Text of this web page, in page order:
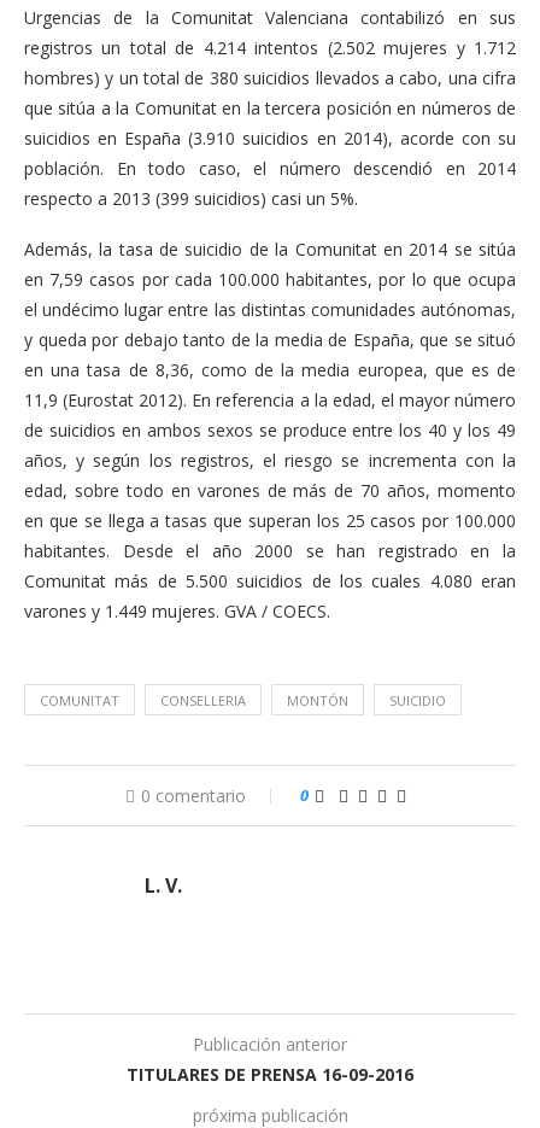
Urgencias de la Comunitat Valenciana contabilizó en sus
registros un total de 4.214 intentos (2.502 mujeres y 1.712
hombres) y un total de 380 suicidios llevados a cabo, una cifra
que sitúa a la Comunitat en la tercera posición en números de
suicidios en España (3.910 suicidios en 2014), acorde con su
población. En todo caso, el número descendió en 2014
respecto a 2013 (399 suicidios) casi un 5%.
Además, la tasa de suicidio de la Comunitat en 2014 se sitúa
en 7,59 casos por cada 100.000 habitantes, por lo que ocupa
el undécimo lugar entre las distintas comunidades autónomas,
y queda por debajo tanto de la media de España, que se situó
en una tasa de 8,36, como de la media europea, que es de
11,9 (Eurostat 2012). En referencia a la edad, el mayor número
de suicidios en ambos sexos se produce entre los 40 y los 49
años, y según los registros, el riesgo se incrementa con la
edad, sobre todo en varones de más de 70 años, momento
en que se llega a tasas que superan los 25 casos por 100.000
habitantes. Desde el año 2000 se han registrado en la
Comunitat más de 5.500 suicidios de los cuales 4.080 eran
varones y 1.449 mujeres. GVA / COECS.
COMUNITAT CONSELLERIA MONTÓN SUICIDIO
0 comentario 0
L. V.
Publicación anterior
TITULARES DE PRENSA 16-09-2016
próxima publicación